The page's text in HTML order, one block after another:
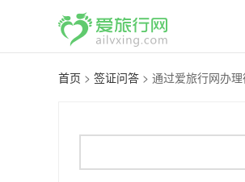
首页 > 签证问答 > 通过爱旅行网办